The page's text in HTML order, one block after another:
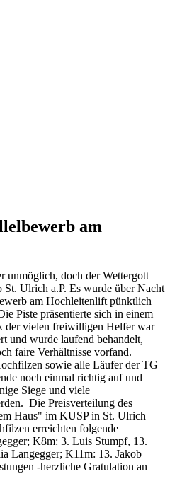
am
unmöglich, doch der Wettergott
Ulrich a.P. Es wurde über Nacht
am Hochleitenlift pünktlich
Piste präsentierte sich in einem
der vielen freiwilligen Helfer war
und wurde laufend behandelt,
faire Verhältnisse vorfand.
sowie alle Läufer der TG
noch einmal richtig auf und
Siege und viele
Die Preisverteilung des
Haus" im KUSP in St. Ulrich
erreichten folgende
K8m: 3. Luis Stumpf, 13.
Langegger; K11m: 13. Jakob
-herzliche Gratulation an